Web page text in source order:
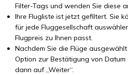
Filter-Tags und wenden Sie diese
Ihre Flugliste ist jetzt gefiltert. Sie
für jede Fluggesellschaft
Flugpreis zu Ihnen passt.
Nachdem Sie die Flüge
Option zur Bestätigung von Datum
dann auf „Weiter“.